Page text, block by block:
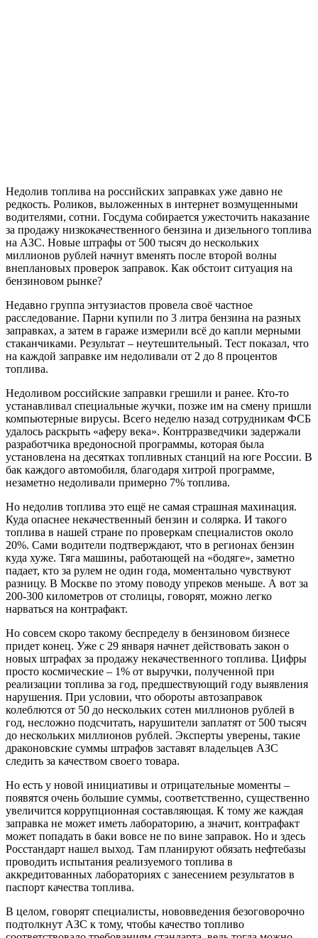
Недолив топлива на российских заправках уже давно не
редкость. Роликов, выложенных в интернет возмущенными
водителями, сотни. Госдума собирается ужесточить наказание
за продажу низкокачественного бензина и дизельного топлива
на АЗС. Новые штрафы от 500 тысяч до нескольких
миллионов рублей начнут вменять после второй волны
внеплановых проверок заправок. Как обстоит ситуация на
бензиновом рынке?
Недавно группа энтузиастов провела своё частное
расследование. Парни купили по 3 литра бензина на разных
заправках, а затем в гараже измерили всё до капли мерными
стаканчиками. Результат – неутешительный. Тест показал, что
на каждой заправке им недоливали от 2 до 8 процентов
топлива.
Недоливом российские заправки грешили и ранее. Кто-то
устанавливал специальные жучки, позже им на смену пришли
компьютерные вирусы. Всего неделю назад сотрудникам ФСБ
удалось раскрыть «аферу века». Контрразведчики задержали
разработчика вредоносной программы, которая была
установлена на десятках топливных станций на юге России. В
бак каждого автомобиля, благодаря хитрой программе,
незаметно недоливали примерно 7% топлива.
Но недолив топлива это ещё не самая страшная махинация.
Куда опаснее некачественный бензин и солярка. И такого
топлива в нашей стране по проверкам специалистов около
20%. Сами водители подтверждают, что в регионах бензин
куда хуже. Тяга машины, работающей на «бодяге», заметно
падает, кто за рулем не один года, моментально чувствуют
разницу. В Москве по этому поводу упреков меньше. А вот за
200-300 километров от столицы, говорят, можно легко
нарваться на контрафакт.
Но совсем скоро такому беспределу в бензиновом бизнесе
придет конец. Уже с 29 января начнет действовать закон о
новых штрафах за продажу некачественного топлива. Цифры
просто космические – 1% от выручки, полученной при
реализации топлива за год, предшествующий году выявления
нарушения. При условии, что обороты автозаправок
колеблются от 50 до нескольких сотен миллионов рублей в
год, несложно подсчитать, нарушители заплатят от 500 тысяч
до нескольких миллионов рублей. Эксперты уверены, такие
драконовские суммы штрафов заставят владельцев АЗС
следить за качеством своего товара.
Но есть у новой инициативы и отрицательные моменты –
появятся очень большие суммы, соответственно, существенно
увеличится коррупционная составляющая. К тому же каждая
заправка не может иметь лабораторию, а значит, контрафакт
может попадать в баки вовсе не по вине заправок. Но и здесь
Росстандарт нашел выход. Там планируют обязать нефтебазы
проводить испытания реализуемого топлива в
аккредитованных лабораториях с занесением результатов в
паспорт качества топлива.
В целом, говорят специалисты, нововведения безоговорочно
подтолкнут АЗС к тому, чтобы качество топливо